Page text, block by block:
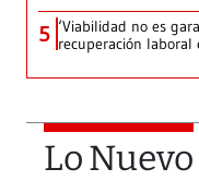
5 ‘Viabilidad no es
recuperación
Lo Nuevo